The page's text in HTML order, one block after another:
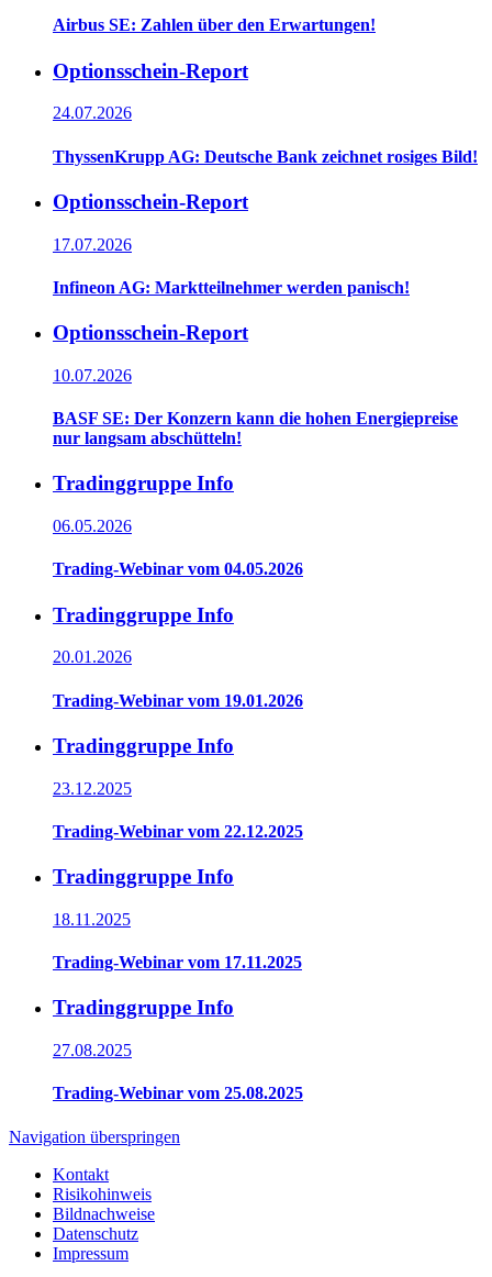
Airbus SE: Zahlen über den Erwartungen!
Optionsschein-Report
24.07.2026
ThyssenKrupp AG: Deutsche Bank zeichnet rosiges Bild!
Optionsschein-Report
17.07.2026
Infineon AG: Marktteilnehmer werden panisch!
Optionsschein-Report
10.07.2026
BASF SE: Der Konzern kann die hohen Energiepreise
nur langsam abschütteln!
Tradinggruppe Info
06.05.2026
Trading-Webinar vom 04.05.2026
Tradinggruppe Info
20.01.2026
Trading-Webinar vom 19.01.2026
Tradinggruppe Info
23.12.2025
Trading-Webinar vom 22.12.2025
Tradinggruppe Info
18.11.2025
Trading-Webinar vom 17.11.2025
Tradinggruppe Info
27.08.2025
Trading-Webinar vom 25.08.2025
Navigation überspringen
Kontakt
Risikohinweis
Bildnachweise
Datenschutz
Impressum